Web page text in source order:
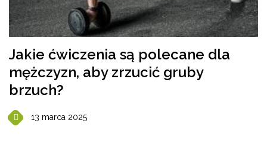
Jakie ćwiczenia są polecane dla
mężczyzn, aby zrzucić gruby
brzuch?
13 marca 2025